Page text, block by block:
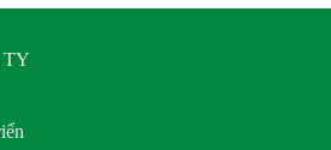
TY